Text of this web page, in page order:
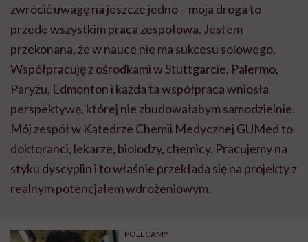
zwrócić uwagę na jeszcze jedno – moja droga to
przede wszystkim praca zespołowa. Jestem
przekonana, że w nauce nie ma sukcesu solowego.
Współpracuję z ośrodkami w Stuttgarcie, Palermo,
Paryżu, Edmonton i każda ta współpraca wniosła
perspektywę, której nie zbudowałabym samodzielnie.
Mój zespół w Katedrze Chemii Medycznej GUMed to
doktoranci, lekarze, biolodzy, chemicy. Pracujemy na
styku dyscyplin i to właśnie przekłada się na projekty z
realnym potencjałem wdrożeniowym.
POLECAMY